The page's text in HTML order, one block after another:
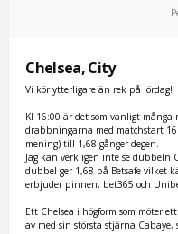
Chelsea, City
Vi kör ytterligare än rek på lördag!
Kl 16:00 är det som vanligt många
drabbningarna med matchstart
mening) till 1,68 gånger degen.
Jag kan verkligen inte se dubbeln
dubbel ger 1,68 på Betsafe vilket
erbjuder pinnen, bet365 och
Ett Chelsea i högform som möter
av med sin största stjärna